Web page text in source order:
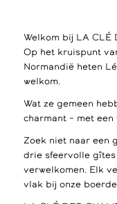
Welkom bij LA CLÉ
Op het kruispunt
Normandië heten
welkom.
Wat ze gemeen
charmant – met
Zoek niet naar een
drie sfeervolle
verwelkomen. Elk
vlak bij onze